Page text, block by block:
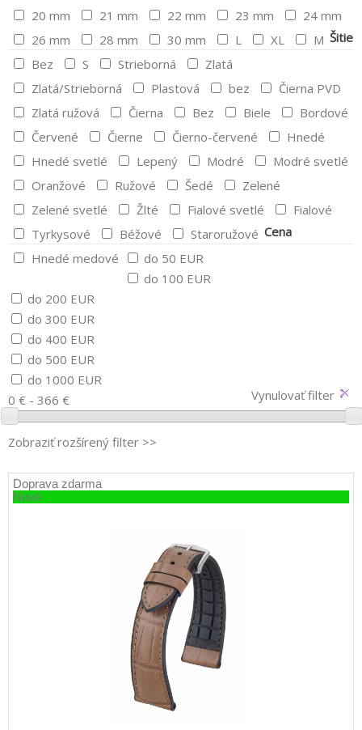
20 mm
21 mm 22 mm 23 mm
24 mm
26 mm
28 mm 30 mm L XL
M
Bez
S Strieborná
Zlatá
Zlatá/Strieborná
Plastová bez
Čierna PVD
Zlatá ružová
Čierna
Šitie
Bez Biele
Bordové
Červené
Čierne Čierno-červené
Hnedé
Hnedé svetlé
Lepený Modré
Modré svetlé
Oranžové
Ružové Šedé
Zelené
Zelené svetlé
Žlté Fialové svetlé
Fialové
Tyrkysové
Béžové
Staroružové
Hnedé medové
Cena
do 50 EUR
do 100 EUR
do 200 EUR
do 300 EUR
do 400 EUR
do 500 EUR
do 1000 EUR
0 € - 366 €
Vynulovať filter
Zobraziť rozšírený filter >>
Doprava zdarma
Nové